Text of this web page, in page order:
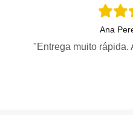
Ana
"Entrega muito rápida.